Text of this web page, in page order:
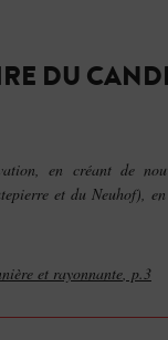
DU
en créant de
et du Neuhof),
et rayonnante, p.3